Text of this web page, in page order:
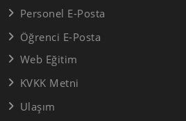
Personel E-Posta
Öğrenci E-Posta
Web Eğitim
KVKK Metni
Ulaşım